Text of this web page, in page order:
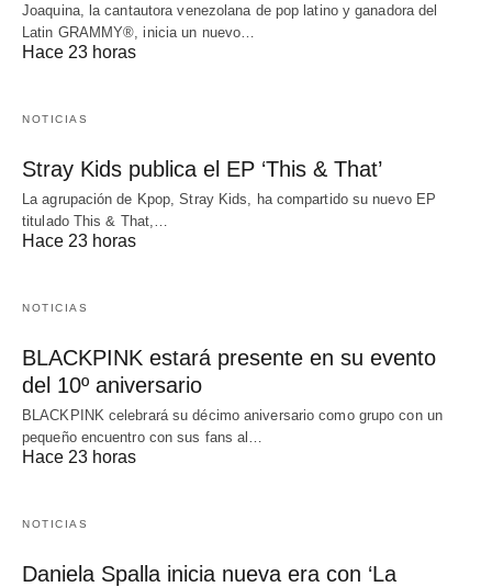
Joaquina, la cantautora venezolana de pop latino y ganadora del
Latin GRAMMY®, inicia un nuevo…
Hace 23 horas
NOTICIAS
Stray Kids publica el EP ‘This & That’
La agrupación de Kpop, Stray Kids, ha compartido su nuevo EP
titulado This & That,…
Hace 23 horas
NOTICIAS
BLACKPINK estará presente en su evento
del 10º aniversario
BLACKPINK celebrará su décimo aniversario como grupo con un
pequeño encuentro con sus fans al…
Hace 23 horas
NOTICIAS
Daniela Spalla inicia nueva era con ‘La